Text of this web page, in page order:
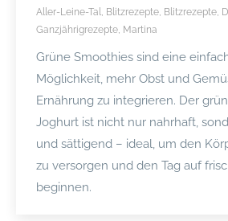
Aller-Leine-Tal, Blitzrezepte, Blitzrezepte,
Ganzjährigrezepte, Martina
Grüne Smoothies sind eine
Möglichkeit, mehr Obst und
Ernährung zu integrieren. Der
Joghurt ist nicht nur nahrhaft,
und sättigend – ideal, um den
zu versorgen und den Tag auf
beginnen.